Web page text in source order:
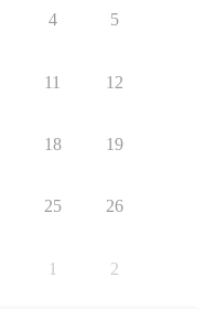
4 5
11 12
18 19
25 26
1 2